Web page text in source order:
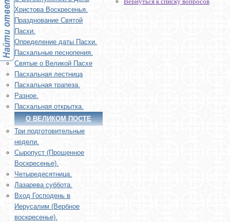
Христова Воскресенья.
Празднование Святой
Пасхи.
Определение даты Пасхи.
Пасхальные песнопения.
Святые о Великой Пасхе
Пасхальная лестница
Пасхальная трапеза.
Разное.
Пасхальная открытка.
О ВЕЛИКОМ ПОСТЕ
Три подготовительные
недели.
Сыропуст (Прощенное
Воскресенье).
Четыредесятница.
Лазарева суббота.
Вход Господень в
Иерусалим (Вербное
воскресенье).